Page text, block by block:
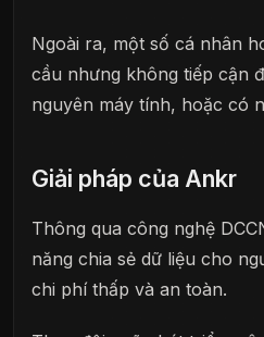
Ngoài ra, một số cá nhân
cầu nhưng không tiếp cận
nguyên máy tính, hoặc có
Giải pháp của Ankr
Thông qua công nghệ
năng chia sẻ dữ liệu cho
chi phí thấp và an toàn.